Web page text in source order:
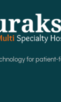
for patient-